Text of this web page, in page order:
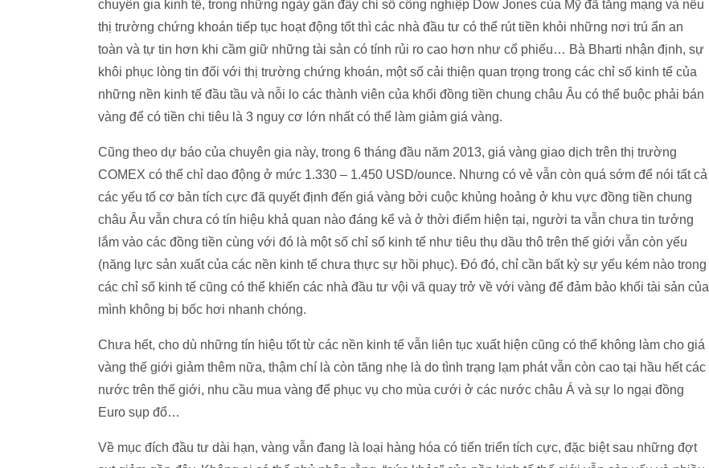
chuyên gia kinh tế, trong những ngày gần đây chỉ số công nghiệp Dow Jones của Mỹ đã tăng mạng và nếu
thị trường chứng khoán tiếp tục hoạt động tốt thì các nhà đầu tư có thể rút tiền khỏi những nơi trú ẩn an
toàn và tự tin hơn khi cầm giữ những tài sản có tính rủi ro cao hơn như cổ phiếu… Bà Bharti nhận định, sự
khôi phục lòng tin đối với thị trường chứng khoán, một số cải thiện quan trọng trong các chỉ số kinh tế của
những nền kinh tế đầu tầu và nỗi lo các thành viên của khối đồng tiền chung châu Âu có thể buộc phải bán
vàng để có tiền chi tiêu là 3 nguy cơ lớn nhất có thể làm giảm giá vàng.
Cũng theo dự báo của chuyên gia này, trong 6 tháng đầu năm 2013, giá vàng giao dịch trên thị trường
COMEX có thể chỉ dao động ở mức 1.330 – 1.450 USD/ounce. Nhưng có vẻ vẫn còn quá sớm để nói tất cả
các yếu tố cơ bản tích cực đã quyết định đến giá vàng bởi cuộc khủng hoảng ở khu vực đồng tiền chung
châu Âu vẫn chưa có tín hiệu khả quan nào đáng kể và ở thời điểm hiện tại, người ta vẫn chưa tin tưởng
lắm vào các đồng tiền cùng với đó là một số chỉ số kinh tế như tiêu thụ dầu thô trên thế giới vẫn còn yếu
(năng lực sản xuất của các nền kinh tế chưa thực sự hồi phục). Đó đó, chỉ cần bất kỳ sự yếu kém nào trong
các chỉ số kinh tế cũng có thể khiến các nhà đầu tư vội vã quay trở về với vàng để đảm bảo khối tài sản của
mình không bị bốc hơi nhanh chóng.
Chưa hết, cho dù những tín hiệu tốt từ các nền kinh tế vẫn liên tục xuất hiện cũng có thể không làm cho giá
vàng thế giới giảm thêm nữa, thậm chí là còn tăng nhẹ là do tình trạng lạm phát vẫn còn cao tại hầu hết các
nước trên thế giới, nhu cầu mua vàng để phục vụ cho mùa cưới ở các nước châu Á và sự lo ngại đồng
Euro sụp đổ…
Về mục đích đầu tư dài hạn, vàng vẫn đang là loại hàng hóa có tiến triển tích cực, đặc biệt sau những đợt